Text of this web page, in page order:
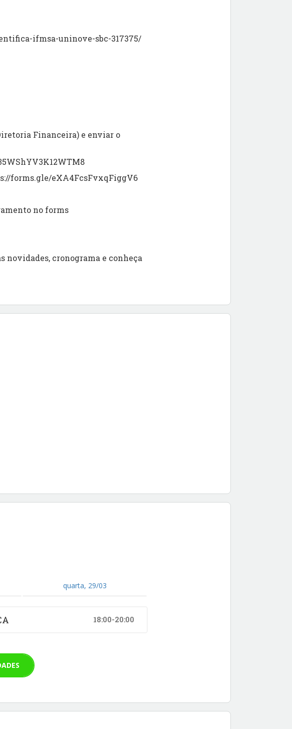
ifmsa-uninove-sbc-317375/
Financeira) e enviar o
forms.gle/eXA4FcsFvxqFiggV6
no forms
novidades, cronograma e conheça
quarta, 29/03
18:00-20:00